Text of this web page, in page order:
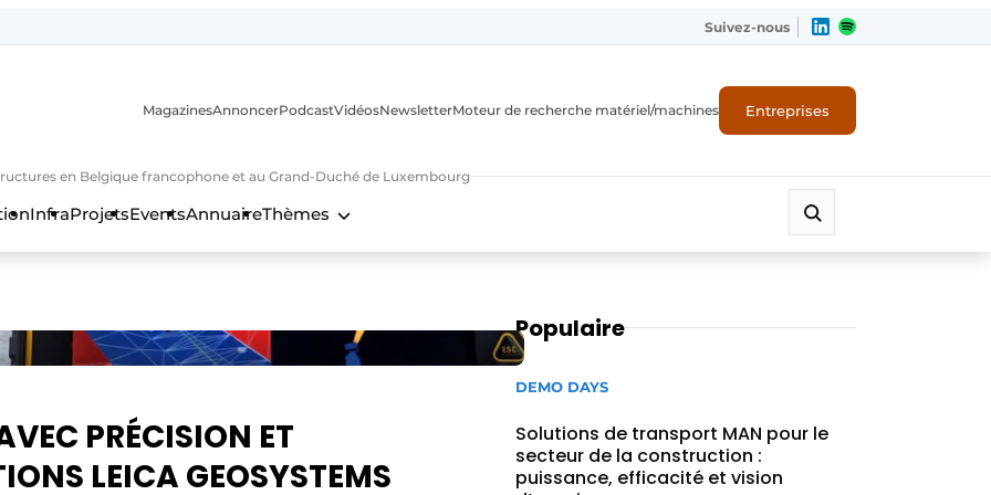
Suivez-nous
en Belgique francophone et au Grand-Duché de Luxembourg
MagazinesAnnoncerPodcastVidéosNewsletterMoteur de recherche matériel/machines Entreprises
InfraProjetsEventsAnnuaireThèmes
PRÉCISION ET
LEICA GEOSYSTEMS
Populaire
DEMO DAYS
Solutions de transport MAN pour le
secteur de la construction :
puissance, efficacité et vision